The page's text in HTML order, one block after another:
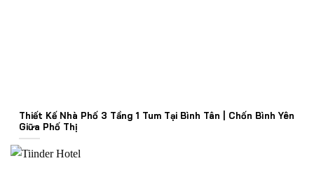
Thiết Kế Nhà Phố 3 Tầng 1 Tum Tại Bình Tân | Chốn Bình Yên
Giữa Phố Thị